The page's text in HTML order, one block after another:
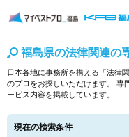
福島県の法律関連の
日本各地に事務所を構える「法律
のプロをお探しいただけます。 専
ービス内容を掲載しています。
現在の検索条件